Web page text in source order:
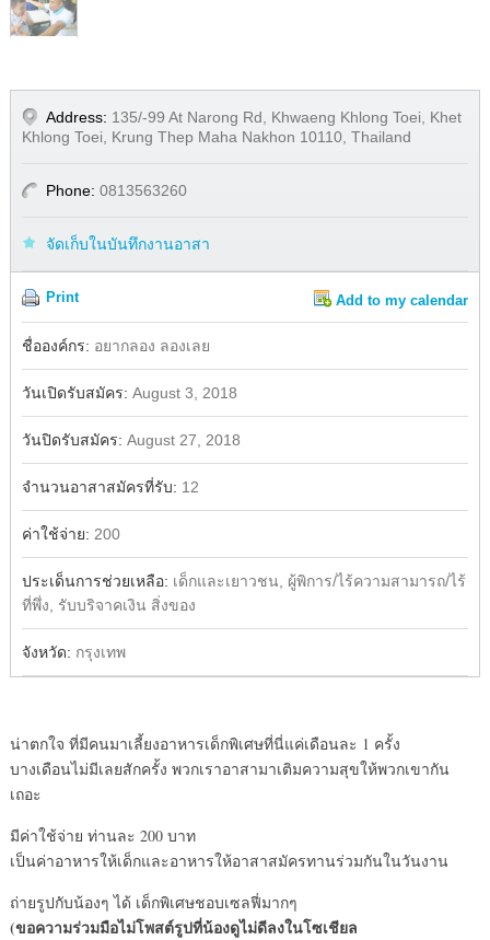
Address: 135/-99 At Narong Rd, Khwaeng Khlong Toei, Khet
Khlong Toei, Krung Thep Maha Nakhon 10110, Thailand
Phone: 0813563260
จัดเก็บในบันทึกงานอาสา
Print Add to my calendar
Facebook
ชื่อองค์กร: อยากลอง ลองเลย
วันเปิดรับสมัคร: August 3, 2018
วันปิดรับสมัคร: August 27, 2018
จำนวนอาสาสมัครที่รับ: 12
ค่าใช้จ่าย: 200
ประเด็นการช่วยเหลือ: เด็กและเยาวชน, ผู้พิการ/ไร้ความสามารถ/ไร้
ที่พึ่ง, รับบริจาคเงิน สิ่งของ
จังหวัด: กรุงเทพ
น่าตกใจ ที่มีคนมาเลี้ยงอาหารเด็กพิเศษที่นี่แค่เดือนละ 1 ครั้ง
บางเดือนไม่มีเลยสักครั้ง พวกเราอาสามาเติมความสุขให้พวกเขากัน
เถอะ
มีค่าใช้จ่าย ท่านละ 200 บาท
เป็นค่าอาหารให้เด็กและอาหารให้อาสาสมัครทานร่วมกันในวันงาน
ถ่ายรูปกับน้องๆ ได้ เด็กพิเศษชอบเซลฟี่มากๆ
(ขอความร่วมมือไม่โพสต์รูปที่น้องดูไม่ดีลงในโซเชียล